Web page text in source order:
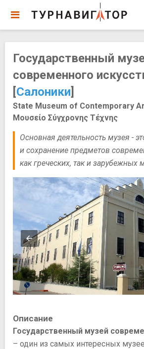
Государственный
современного
[Салоники]
State Museum of Contemporary
Μουσείο Σύγχρονης Τέχνης
Основная деятельность музея -
и сохранение предметов
как греческих, так и зарубежных
Описание
Государственный музей
– один из самых интересных